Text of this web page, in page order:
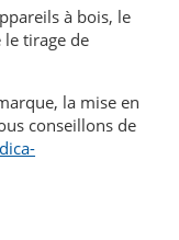
à bois, le
tirage de
la mise en
conseillons de